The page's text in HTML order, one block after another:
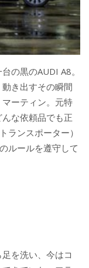
の黒のAUDI A8。
き出すその瞬間
ーティン。元特
な依頼品でも正
ランスポーター）
ルールを遵守して
を洗い、今はコ